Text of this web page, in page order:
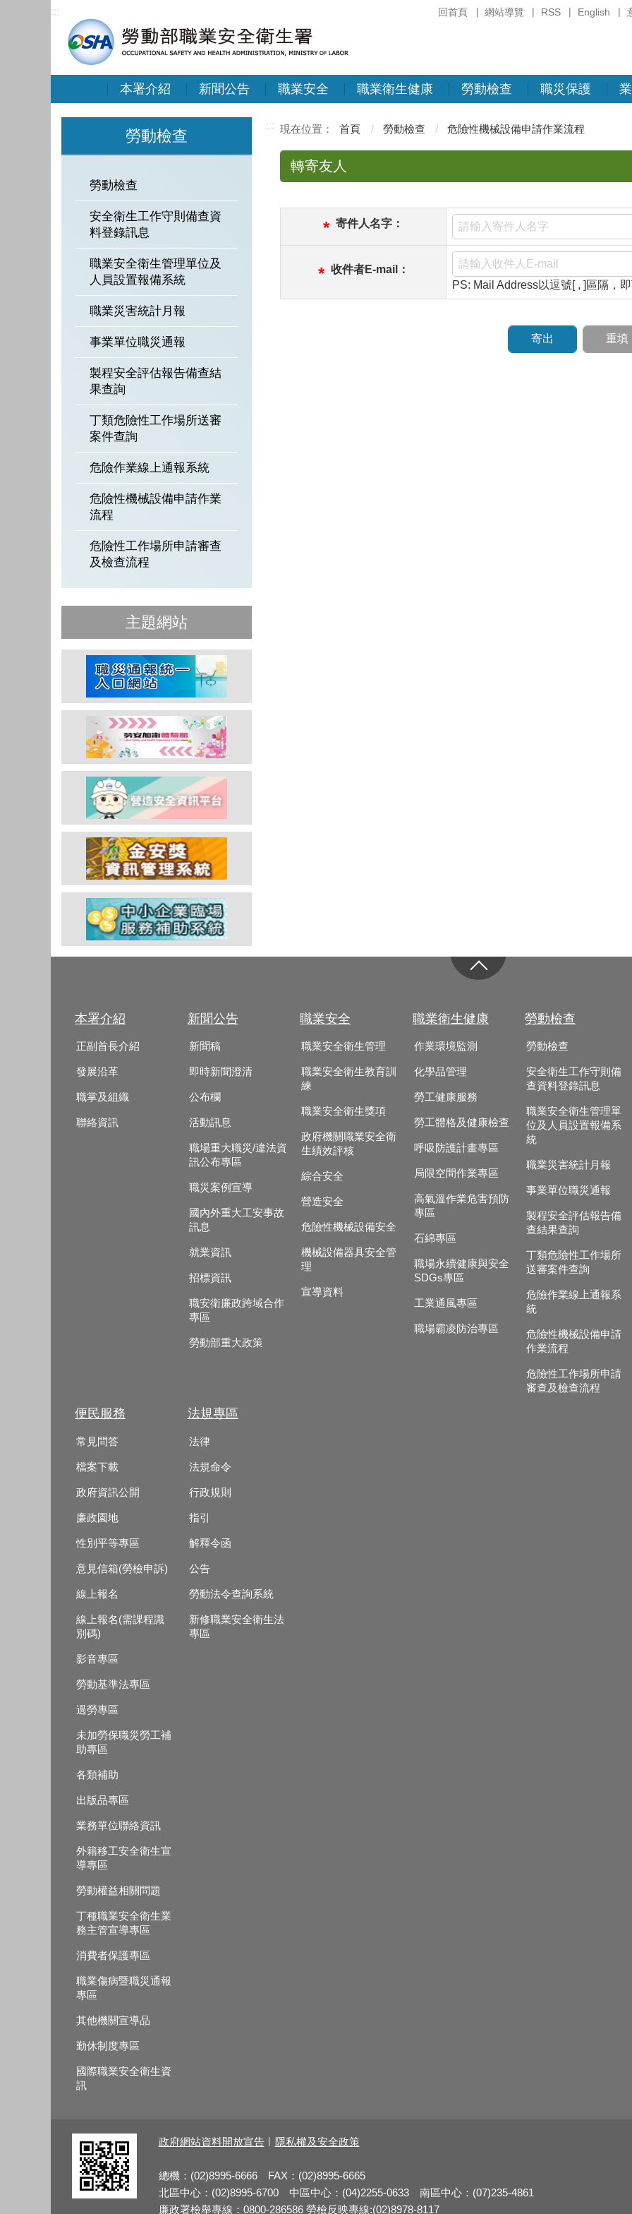
回首頁 網站導覽 RSS English
:::
本署介紹 新聞公告 職業安全 職業衛生健康 勞動檢查 職災保護
勞動檢查
勞動檢查
安全衛生工作守則備查資
料登錄訊息
職業安全衛生管理單位及
人員設置報備系統
職業災害統計月報
事業單位職災通報
製程安全評估報告備查結
果查詢
丁類危險性工作場所送審
案件查詢
危險作業線上通報系統
危險性機械設備申請作業
流程
危險性工作場所申請審查
及檢查流程
主題網站
::: 首頁 勞動檢查 危險性機械設備申請作業流程
轉寄友人
* 寄件人名字：
* 收件者E-mail：
PS: Mail Address以逗號[ , ]區隔，
本署介紹
正副首長介紹
發展沿革
職掌及組織
聯絡資訊
新聞公告
新聞稿
即時新聞澄清
公布欄
活動訊息
職場重大職災/違法資
訊公布專區
職災案例宣導
國內外重大工安事故
訊息
就業資訊
招標資訊
職安衛廉政跨域合作
專區
勞動部重大政策
職業安全
職業安全衛生管理
職業安全衛生教育訓
練
職業安全衛生獎項
政府機關職業安全衛
生績效評核
綜合安全
營造安全
危險性機械設備安全
機械設備器具安全管
理
宣導資料
職業衛生健康
作業環境監測
化學品管理
勞工健康服務
勞工體格及健康檢查
呼吸防護計畫專區
局限空間作業專區
高氣溫作業危害預防
專區
石綿專區
職場永續健康與安全
SDGs專區
工業通風專區
職場霸凌防治專區
勞動檢查
勞動檢查
安全衛生工作守則備
查資料登錄訊息
職業安全衛生管理單
位及人員設置報備系
統
職業災害統計月報
事業單位職災通報
製程安全評估報告備
查結果查詢
丁類危險性工作場所
送審案件查詢
危險作業線上通報系
統
危險性機械設備申請
作業流程
危險性工作場所申請
審查及檢查流程
便民服務
常見問答
檔案下載
政府資訊公開
廉政園地
性別平等專區
意見信箱(勞檢申訴)
線上報名
線上報名(需課程識
別碼)
影音專區
勞動基準法專區
過勞專區
未加勞保職災勞工補
助專區
各類補助
出版品專區
業務單位聯絡資訊
外籍移工安全衛生宣
導專區
勞動權益相關問題
丁種職業安全衛生業
務主管宣導專區
消費者保護專區
職業傷病暨職災通報
專區
其他機關宣導品
勤休制度專區
國際職業安全衛生資
訊
法規專區
法律
法規命令
行政規則
指引
解釋令函
公告
勞動法令查詢系統
新修職業安全衛生法
專區
政府網站資料開放宣告 隱私權及安全政策
總機：(02)8995-6666 FAX：(02)8995-6665
北區中心：(02)8995-6700 中區中心：(04)2255-0633 南區中心：(07)235-4861
廉政署檢舉專線：0800-286586 勞檢反映專線:(02)8978-8117